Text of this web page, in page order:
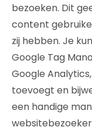
bezoeken. Dit
content
zij hebben. Je
Google Tag
Google
toevoegt en
een handige